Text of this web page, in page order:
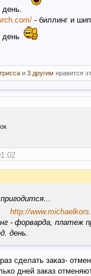
- биллинг и
день
и 3 другим нравится
http://
- форварда, платеж
день.
сделать заказ-
дней заказ